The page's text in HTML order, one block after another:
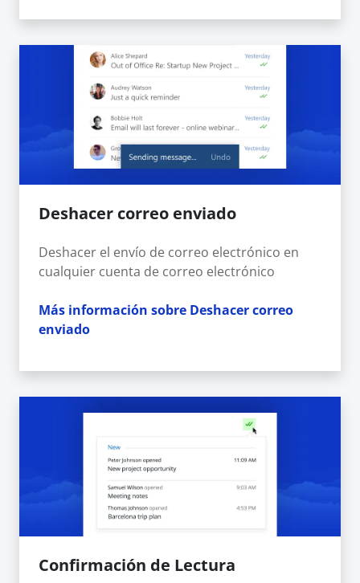
Deshacer correo enviado
Deshacer el envío de correo electrónico en
cualquier cuenta de correo electrónico
Más información sobre Deshacer correo
enviado
Confirmación de Lectura